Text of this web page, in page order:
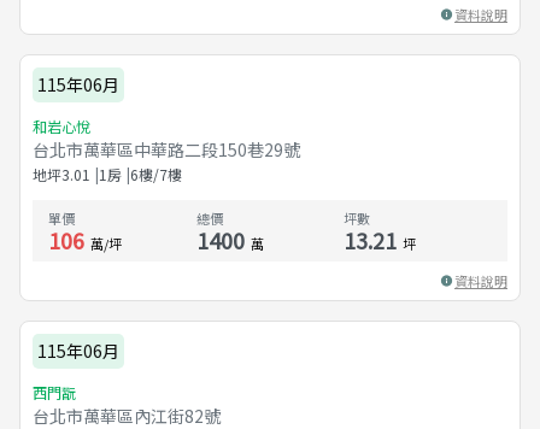
資料說明
115年06月
和岩心悅
台北市萬華區中華路二段150巷29號
地坪3.01 1房 6樓/7樓
單價
106 萬/坪
總價
1400 萬
坪數
13.21 坪
資料說明
115年06月
西門翫
台北市萬華區內江街82號